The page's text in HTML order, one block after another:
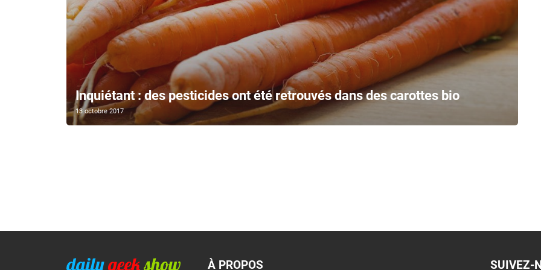
Inquiétant : des pesticides ont été retrouvés dans des carottes bio
13 octobre 2017
À PROPOS SUIVEZ-